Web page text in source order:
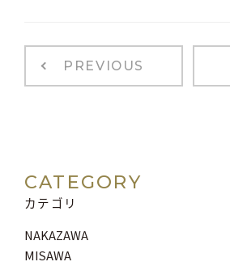
PREVIOUS
CATEGORY
カテゴリ
NAKAZAWA
MISAWA